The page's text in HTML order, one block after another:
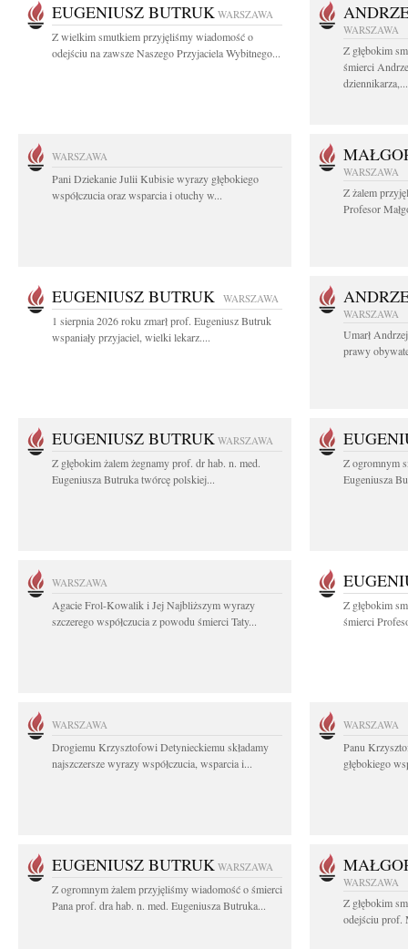
EUGENIUSZ BUTRUK WARSZAWA
Z wielkim smutkiem przyjęliśmy wiadomość o
odejściu na zawsze Naszego Przyjaciela Wybitnego...
WARSZAWA
Z głębokim
śmierci
dziennikarza,...
WARSZAWA
Pani Dziekanie Julii Kubisie wyrazy głębokiego
współczucia oraz wsparcia i otuchy w...
WARSZAWA
Z żalem
Profesor
EUGENIUSZ BUTRUK WARSZAWA
1 sierpnia 2026 roku zmarł prof. Eugeniusz Butruk
wspaniały przyjaciel, wielki lekarz....
WARSZAWA
Umarł
prawy
EUGENIUSZ BUTRUK WARSZAWA
Z głębokim żalem żegnamy prof. dr hab. n. med.
Eugeniusza Butruka twórcę polskiej...
Z ogromnym
Eugeniusza
WARSZAWA
Agacie Frol-Kowalik i Jej Najbliższym wyrazy
szczerego współczucia z powodu śmierci Taty...
Z głębokim
śmierci
WARSZAWA
Drogiemu Krzysztofowi Detynieckiemu składamy
najszczersze wyrazy współczucia, wsparcia i...
WARSZAWA
Panu
głębokiego
EUGENIUSZ BUTRUK WARSZAWA
Z ogromnym żalem przyjęliśmy wiadomość o śmierci
Pana prof. dra hab. n. med. Eugeniusza Butruka...
WARSZAWA
Z głębokim
odejściu prof.